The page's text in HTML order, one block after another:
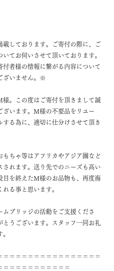
しております。ご寄付の際に、ご
いてお伺いさせて頂いております。
付者様の情報に繋がる内容について
ざいません。※
様。この度はご寄付を頂きまして誠
ざいます。M様の不要品をリユー
する為に、適切に仕分けさせて頂き
もちゃ等はアフリカやアジア圏など
されます。送り先でのニーズも高い
目を終えたM様のお品物も、再度海
る事と思います。
ムブリッジの活動をご支援くださ
とうございます。スタッフ一同お礼
＝＝＝＝＝＝＝＝＝＝＝＝＝＝＝＝
＝＝＝＝＝＝＝＝＝＝＝